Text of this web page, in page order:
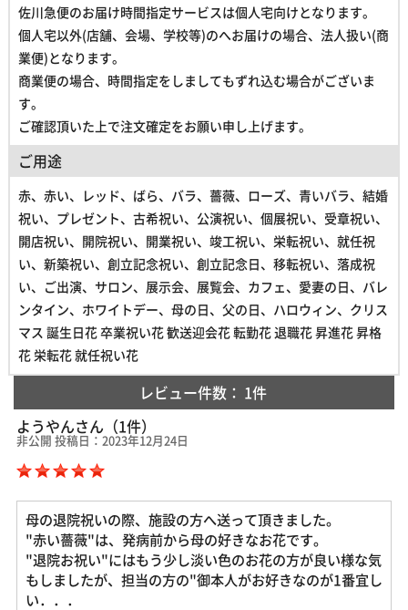
佐川急便のお届け時間指定サービスは個人宅向けとなります。
個人宅以外(店舗、会場、学校等)のへお届けの場合、法人扱い(商
業便)となります。
商業便の場合、時間指定をしましてもずれ込む場合がございま
す。
ご確認頂いた上で注文確定をお願い申し上げます。
ご用途
赤、赤い、レッド、ばら、バラ、薔薇、ローズ、青いバラ、結婚
祝い、プレゼント、古希祝い、公演祝い、個展祝い、受章祝い、
開店祝い、開院祝い、開業祝い、竣工祝い、栄転祝い、就任祝
い、新築祝い、創立記念祝い、創立記念日、移転祝い、落成祝
い、ご出演、サロン、展示会、展覧会、カフェ、愛妻の日、バレ
ンタイン、ホワイトデー、母の日、父の日、ハロウィン、クリス
マス 誕生日花 卒業祝い花 歓送迎会花 転勤花 退職花 昇進花 昇格
花 栄転花 就任祝い花
レビュー件数： 1件
ようやんさん（1件）
非公開 投稿日：2023年12月24日
母の退院祝いの際、施設の方へ送って頂きました。
"赤い薔薇"は、発病前から母の好きなお花です。
"退院お祝い"にはもう少し淡い色のお花の方が良い様な気
もしましたが、担当の方の"御本人がお好きなのが1番宜し
い．．．